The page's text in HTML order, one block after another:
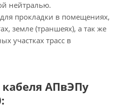
нейтралью.
прокладки в помещениях,
земле (траншеях), а так же
участках трасс в
АПвЭПу